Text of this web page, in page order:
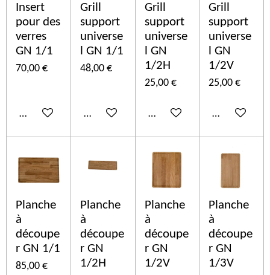
Insert
pour des
verres
GN 1/1
70,00 €
In den Warenkorb
Grill
support
universe
l GN 1/1
48,00 €
In den Warenkorb
Grill
support
universe
l GN
1/2H
25,00 €
In den Warenkorb
Grill
support
universe
l GN
1/2V
25,00 €
In den
Planche
à
découpe
r GN 1/1
85,00 €
Planche
à
découpe
r GN
1/2H
Planche
à
découpe
r GN
1/2V
Planche
à
découpe
r GN
1/3V